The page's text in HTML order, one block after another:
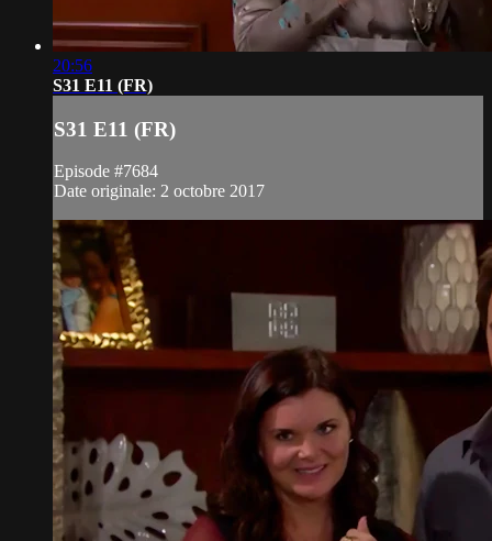
20:56
S31 E11 (FR)
S31 E11 (FR)
Episode #7684
Date originale: 2 octobre 2017